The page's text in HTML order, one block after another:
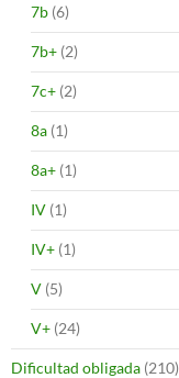
7b (6)
7b+ (2)
7c+ (2)
8a (1)
8a+ (1)
IV (1)
IV+ (1)
V (5)
V+ (24)
Dificultad obligada (210)